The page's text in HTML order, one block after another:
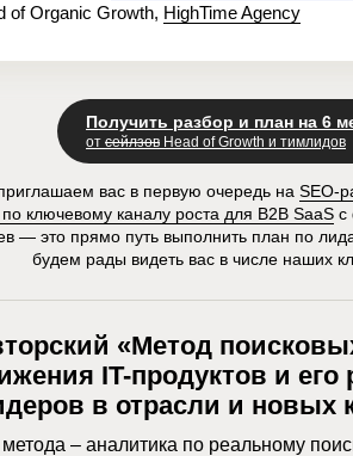
предложение?
продукт или услугу
обещание и какую
что делает его
сообщение должно
а не создавать
«Метод
IT-продуктов и его
в отрасли и новых
Получить разбор и план на 6
от сейлзов Head of Growth и тимлидов
of Organic Growth, HighTime Agency
вас в первую очередь на SEO-
ключевому каналу роста для B2B SaaS с
— это прямо путь выполнить план по
будем рады видеть вас в числе наших
– аналитика по реальному